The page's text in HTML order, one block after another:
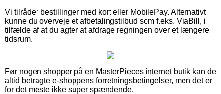
Vi tilråder bestillinger med kort eller MobilePay. Alternativt
kunne du overveje et afbetalingstilbud som f.eks. ViaBill, i
tilfælde af at du agter at afdrage regningen over et længere
tidsrum.
Før nogen shopper på en MasterPieces internet butik kan de
altid betragte e-shoppens forretningsbetingelser, men det er
for det meste ikke super spændende.